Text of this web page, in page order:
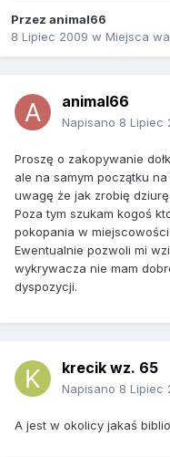
Przez animal66
8 Lipiec 2009 w Miejsca
animal66
Napisano 8 Lipiec
Proszę o zakopywanie
ale na samym początku
uwagę że jak zrobię
Poza tym szukam kogoś
pokopania w
Ewentualnie pozwoli mi
wykrywacza nie mam
dyspozycji.
krecik wz. 65
Napisano 8 Lipiec
A jest w okolicy jakaś